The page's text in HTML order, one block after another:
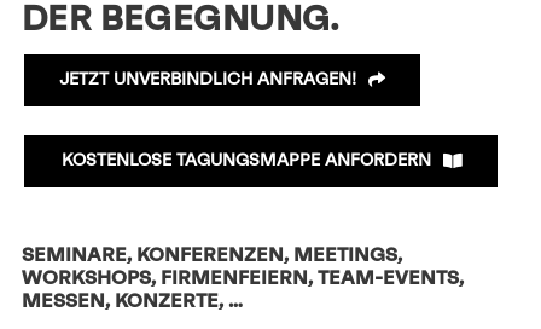
DER BEGEGNUNG.
JETZT UNVERBINDLICH ANFRAGEN!
KOSTENLOSE TAGUNGSMAPPE ANFORDERN
SEMINARE, KONFERENZEN, MEETINGS,
WORKSHOPS, FIRMENFEIERN, TEAM-EVENTS,
MESSEN, KONZERTE, …